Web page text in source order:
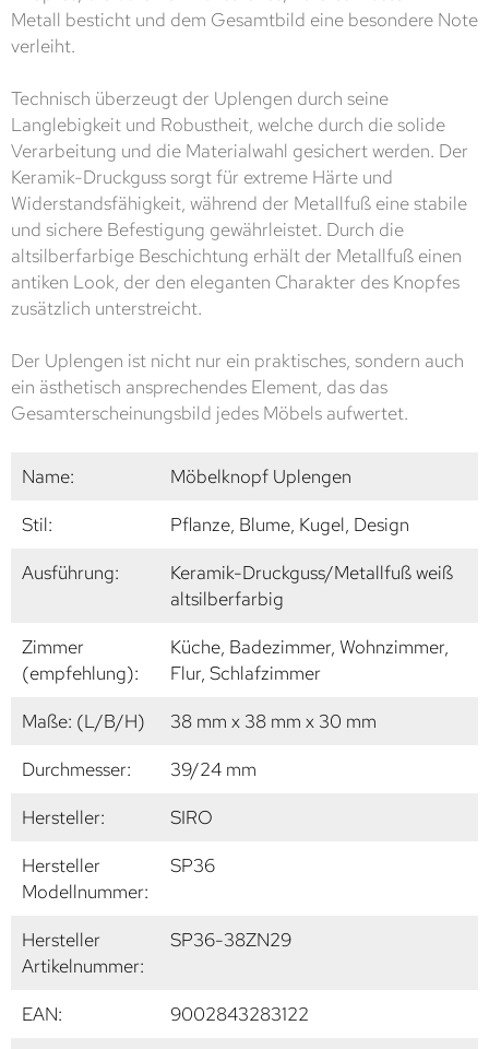
Metall besticht und dem Gesamtbild eine besondere Note
verleiht.
Technisch überzeugt der Uplengen durch seine
Langlebigkeit und Robustheit, welche durch die solide
Verarbeitung und die Materialwahl gesichert werden. Der
Keramik-Druckguss sorgt für extreme Härte und
Widerstandsfähigkeit, während der Metallfuß eine stabile
und sichere Befestigung gewährleistet. Durch die
altsilberfarbige Beschichtung erhält der Metallfuß einen
antiken Look, der den eleganten Charakter des Knopfes
zusätzlich unterstreicht.
Der Uplengen ist nicht nur ein praktisches, sondern auch
ein ästhetisch ansprechendes Element, das das
Gesamterscheinungsbild jedes Möbels aufwertet.
Name:
Möbelknopf Uplengen
Stil:
Pflanze, Blume, Kugel, Design
Ausführung:
Keramik-Druckguss/Metallfuß weiß
altsilberfarbig
Zimmer
(empfehlung):
Küche, Badezimmer, Wohnzimmer,
Flur, Schlafzimmer
Maße: (L/B/H)
38 mm x 38 mm x 30 mm
Durchmesser:
39/24 mm
Hersteller:
SIRO
Hersteller
Modellnummer:
SP36
Hersteller
Artikelnummer:
SP36-38ZN29
EAN:
9002843283122